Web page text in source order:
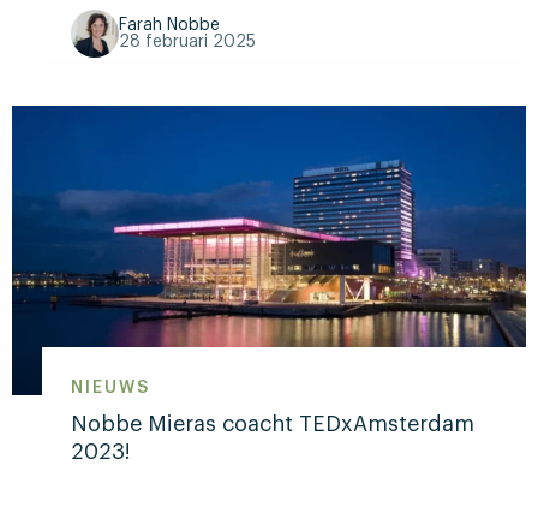
Farah Nobbe
28 februari 2025
Competente
ook
NIEUWS
Nobbe Mieras coacht TEDxAmsterdam
2023!